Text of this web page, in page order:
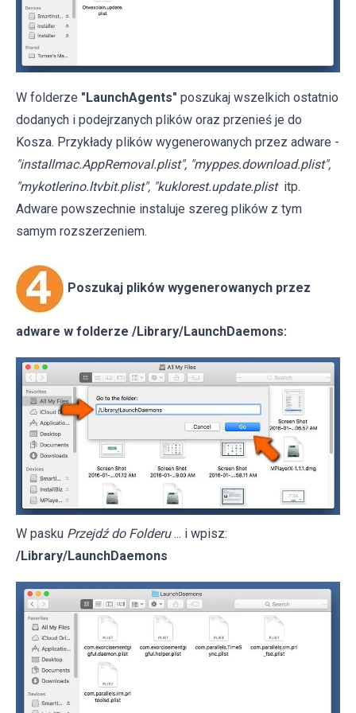
W folderze "LaunchAgents" poszukaj wszelkich ostatnio
dodanych i podejrzanych plików oraz przenieś je do
Kosza. Przykłady plików wygenerowanych przez adware -
"installmac.AppRemoval.plist", "myppes.download.plist",
"mykotlerino.ltvbit.plist", "kuklorest.update.plist itp.
Adware powszechnie instaluje szereg plików z tym
samym rozszerzeniem.
Poszukaj plików wygenerowanych przez
adware w folderze /Library/LaunchDaemons:
W pasku Przejdź do Folderu ... i wpisz:
/Library/LaunchDaemons